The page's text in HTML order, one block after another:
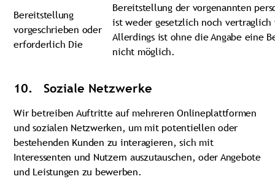
Bereitstellung
vorgeschrieben oder
erforderlich Die
Bereitstellung der vorgenannten
ist weder gesetzlich noch vertraglich
Allerdings ist ohne die Angabe eine
nicht möglich.
10. Soziale Netzwerke
Wir betreiben Auftritte auf mehreren Onlineplattformen
und sozialen Netzwerken, um mit potentiellen oder
bestehenden Kunden zu interagieren, sich mit
Interessenten und Nutzern auszutauschen, oder Angebote
und Leistungen zu bewerben.